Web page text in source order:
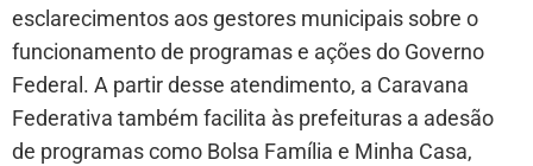
esclarecimentos aos gestores municipais sobre o
funcionamento de programas e ações do Governo
Federal. A partir desse atendimento, a Caravana
Federativa também facilita às prefeituras a adesão
de programas como Bolsa Família e Minha Casa,